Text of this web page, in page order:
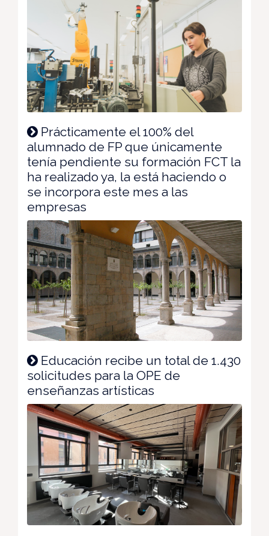
Prácticamente el 100% del
alumnado de FP que únicamente
tenía pendiente su formación FCT la
ha realizado ya, la está haciendo o
se incorpora este mes a las
empresas
Educación recibe un total de 1.430
solicitudes para la OPE de
enseñanzas artísticas